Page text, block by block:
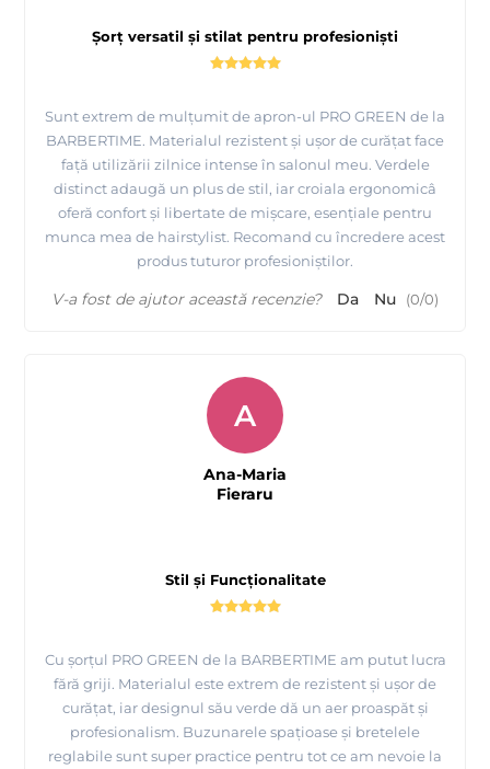
Șorț versatil și stilat pentru profesioniști
Sunt extrem de mulțumit de apron-ul PRO GREEN de la
BARBERTIME. Materialul rezistent și ușor de curățat face
față utilizării zilnice intense în salonul meu. Verdele
distinct adaugă un plus de stil, iar croiala ergonomicâ
oferă confort și libertate de mișcare, esențiale pentru
munca mea de hairstylist. Recomand cu încredere acest
produs tuturor profesioniștilor.
V-a fost de ajutor această recenzie? Da Nu (0/0)
Stil și Funcționalitate
Cu șorțul PRO GREEN de la BARBERTIME am putut lucra
fără griji. Materialul este extrem de rezistent și ușor de
curățat, iar designul său verde dă un aer proaspăt și
profesionalism. Buzunarele spațioase și bretelele
reglabile sunt super practice pentru tot ce am nevoie la
A
Ana-Maria
Fieraru